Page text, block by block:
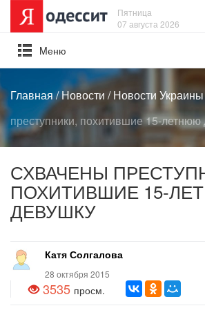
Пятница
07 августа 2026
Mеню
Главная/Новости /Новости Украины
преступники, похитившие 15-летнюю
СХВАЧЕНЫ
ПОХИТИВШИЕ 15-
ДЕВУШКУ
Катя Солгалова
28 октября 2015
3535 просм.